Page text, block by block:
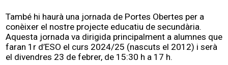
També hi haurà una jornada de Portes Obertes per a
conèixer el nostre projecte educatiu de secundària.
Aquesta jornada va dirigida principalment a alumnes que
faran 1r d’ESO el curs 2024/25 (nascuts el 2012) i serà
el divendres 23 de febrer, de 15:30 h a 17 h.